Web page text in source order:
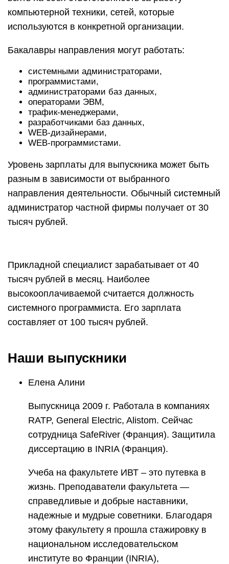
компьютерной техники, сетей, которые
используются в конкретной организации.
Бакалавры направления могут работать:
системными администраторами,
программистами,
администраторами баз данных,
операторами ЭВМ,
трафик-менеджерами,
разработчиками баз данных,
WEB-дизайнерами,
WEB-программистами.
Уровень зарплаты для выпускника может быть
разным в зависимости от выбранного
направления деятельности. Обычный системный
администратор частной фирмы получает от 30
тысяч рублей.
Прикладной специалист зарабатывает от 40
тысяч рублей в месяц. Наиболее
высокооплачиваемой считается должность
системного программиста. Его зарплата
составляет от 100 тысяч рублей.
Наши выпускники
Елена Алини
Выпускница 2009 г. Работала в компаниях
RATP, General Electric, Alistom. Сейчас
сотрудница SafeRiver (Франция). Защитила
диссертацию в INRIA (Франция).
Учеба на факультете ИВТ – это путевка в
жизнь. Преподаватели факультета —
справедливые и добрые наставники,
надежные и мудрые советники. Благодаря
этому факультету я прошла стажировку в
национальном исследовательском
институте во Франции (INRIA),